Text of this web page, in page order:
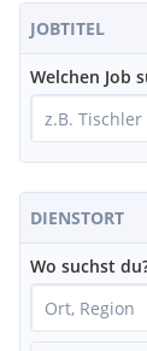
JOBTITEL
Welchen Job
DIENSTORT
Wo suchst